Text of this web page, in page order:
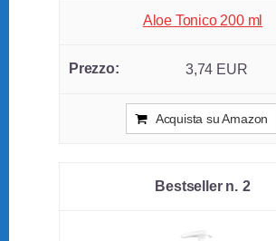
Aloe Tonico 200 ml
3,74 EUR
Acquista su Amazon
2